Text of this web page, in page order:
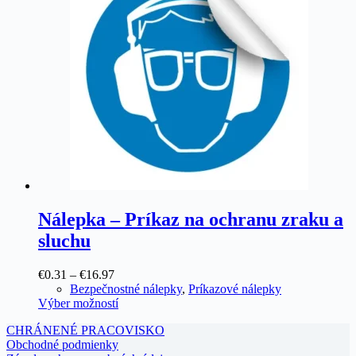
môžete
vybrať
na
stránke
produktu.
Nálepka – Príkaz na ochranu zraku a
sluchu
€0.31 – €16.97Price
range:
€0.31
€16.97
Bezpečnostné nálepky, Príkazové nálepky
Výber možnostíTento
má
viacero
CHRÁNENÉ PRACOVISKO
Obchodné podmienky